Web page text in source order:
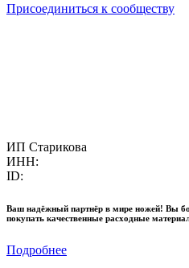
Присоединиться к сообществу
ИП Старикова
ИНН:
ID:
Ваш надёжный партнёр в мире ножей! Вы
покупать качественные расходные
Подробнее